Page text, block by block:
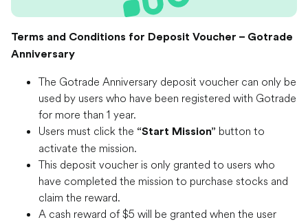
Terms and Conditions for Deposit Voucher – Gotrade
Anniversary
The Gotrade Anniversary deposit voucher can only be
used by users who have been registered with Gotrade
for more than 1 year.
Users must click the “Start Mission” button to
activate the mission.
This deposit voucher is only granted to users who
have completed the mission to purchase stocks and
claim the reward.
A cash reward of $5 will be granted when the user